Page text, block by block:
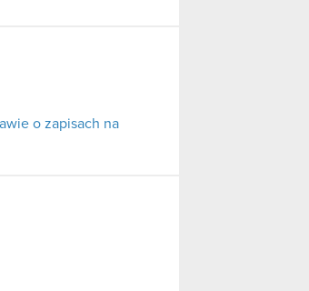
o zapisach na